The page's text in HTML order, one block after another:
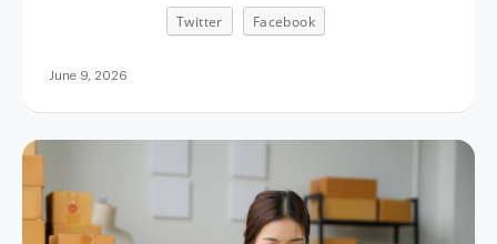
berbagai saluran penjualan secara efisien. Transaksi
penjualan kini tidak lagi hanya terjadi secara tatap muka di
Twitter Facebook
June 9, 2026